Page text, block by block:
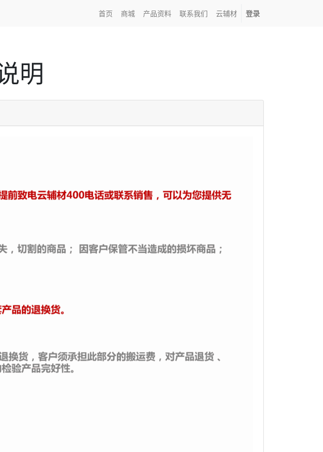
首页 商城 产品资料 联系我们 云辅材 登录
明